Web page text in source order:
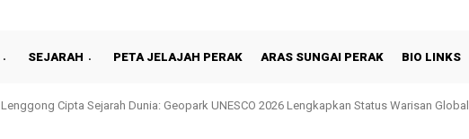
SEJARAH PETA JELAJAH PERAK ARAS SUNGAI PERAK BIO LINKS
Lenggong Cipta Sejarah Dunia: Geopark UNESCO 2026 Lengkapkan Status Warisan Global